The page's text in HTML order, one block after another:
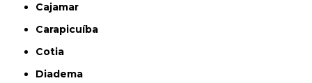
Cajamar
Carapicuíba
Cotia
Diadema